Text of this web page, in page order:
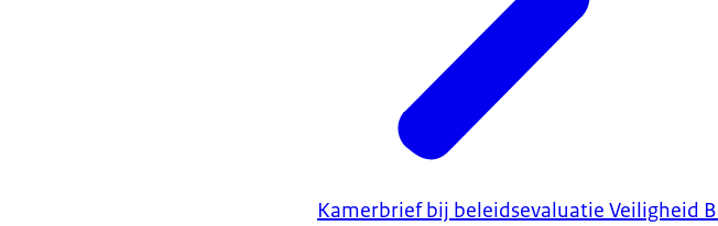
Kamerbrief bij beleidsevaluatie Veiligheid